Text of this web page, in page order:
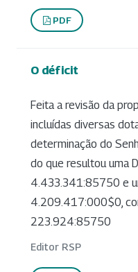
PDF
O déficit
Feita a revisão da
incluídas diversas
determinação do
do que resultou uma
4.433.341:85750 e
4.209.417:000$0,
223.924:85750
Editor RSP